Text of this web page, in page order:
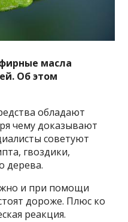
масла
Об этом
обладают
чему доказывают
советуют
гвоздики,
дерева.
и при помощи
дороже. Плюс ко
реакция.